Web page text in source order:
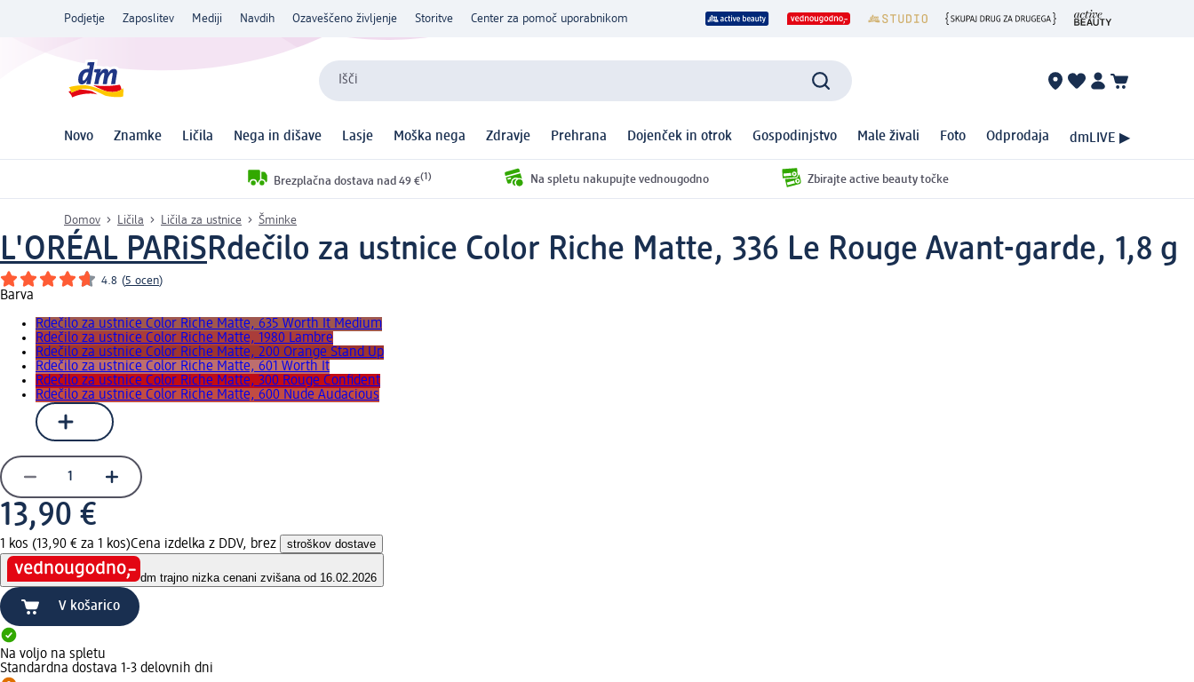
Podjetje Zaposlitev Mediji Navdih Ozaveščeno življenje Storitve Center za pomoč uporabnikom
Išči
Novo Znamke Ličila Nega in dišave Lasje Moška nega Zdravje Prehrana Dojenček in otrok Gospodinjstvo Male živali Foto Odprodaja dmLIVE ▶
Brezplačna dostava nad 49 €(1) Na spletu nakupujte vednougodno Zbirajte active beauty točke
Domov Ličila Ličila za ustnice Šminke
L'ORÉAL PARiSRdečilo za ustnice Color Riche Matte, 336 Le Rouge Avant-garde, 1,8 g
4.8 (5 ocen)
Barva
Rdečilo za ustnice Color Riche Matte, 635 Worth It Medium
Rdečilo za ustnice Color Riche Matte, 1980 Lambre
Rdečilo za ustnice Color Riche Matte, 200 Orange Stand Up
Rdečilo za ustnice Color Riche Matte, 601 Worth It
Rdečilo za ustnice Color Riche Matte, 300 Rouge Confident
Rdečilo za ustnice Color Riche Matte, 600 Nude Audacious
13,90 €
1 kos (13,90 € za 1 kos)Cena izdelka z DDV, brez stroškov dostave
dm trajno nizka cenani zvišana od 16.02.2026
V košarico
Na voljo na spletu
Standardna dostava 1-3 delovnih dni